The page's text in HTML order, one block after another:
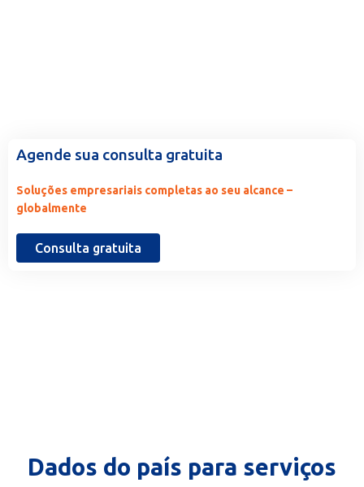
Agende sua consulta gratuita
Soluções empresariais completas ao seu alcance –
globalmente
Consulta gratuita
Dados do país para serviços